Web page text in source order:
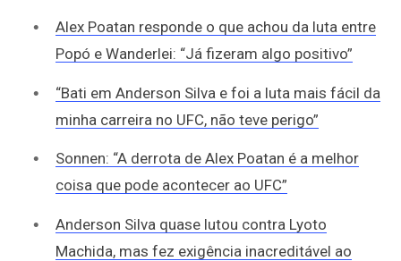
Alex Poatan responde o que achou da luta entre
Popó e Wanderlei: “Já fizeram algo positivo”
“Bati em Anderson Silva e foi a luta mais fácil da
minha carreira no UFC, não teve perigo”
Sonnen: “A derrota de Alex Poatan é a melhor
coisa que pode acontecer ao UFC”
Anderson Silva quase lutou contra Lyoto
Machida, mas fez exigência inacreditável ao